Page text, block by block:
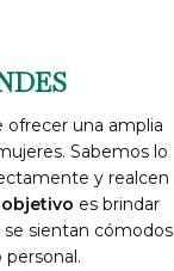
ofrecer una amplia
Sabemos lo
y realcen
es brindar
sientan cómodos